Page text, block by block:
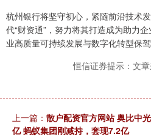
杭州银行将坚守初心，紧随前沿技术
代“财资通”，努力将其打造成为助力
业高质量可持续发展与数字化转型保驾
恒信证券提示：文章
上一篇： 散户配资官方网站 奥比中
亿 蚂蚁集团刚减持，套现7.2亿